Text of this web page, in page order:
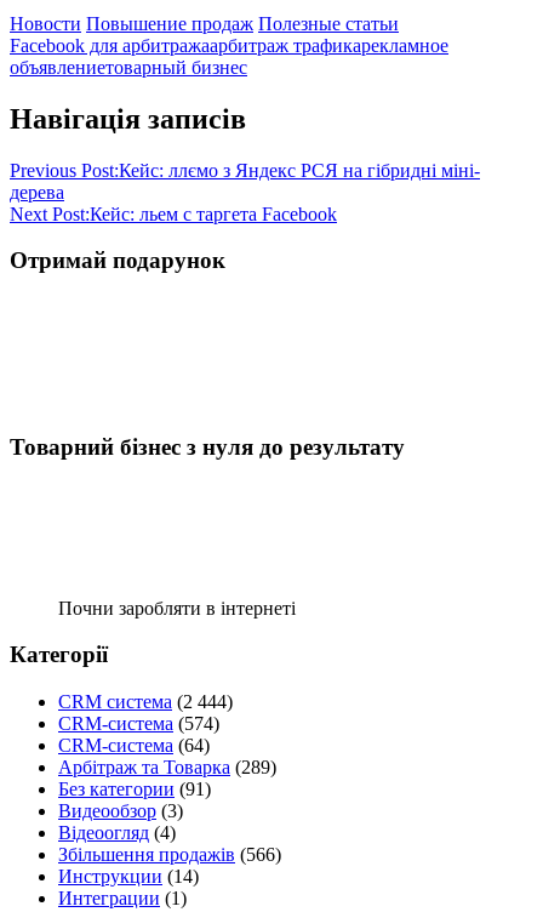
Новости Повышение продаж Полезные статьи
Facebook для арбитражаарбитраж трафикарекламное
объявлениетоварный бизнес
Навігація записів
Previous Post:Кейс: ллємо з Яндекс РСЯ на гібридні міні-
дерева
Next Post:Кейс: льем с таргета Facebook
Отримай подарунок
Товарний бізнес з нуля до результату
Почни заробляти в інтернеті
Категорії
CRM система (2 444)
CRM-система (574)
CRM-система (64)
Арбітраж та Товарка (289)
Без категории (91)
Видеообзор (3)
Відеоогляд (4)
Збільшення продажів (566)
Инструкции (14)
Интеграции (1)